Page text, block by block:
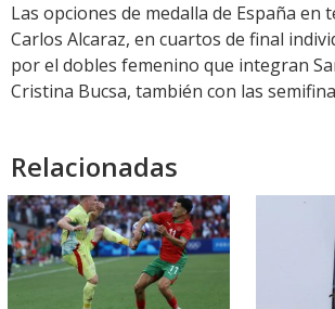
Las opciones de medalla de España en
Carlos Alcaraz, en cuartos de final
por el dobles femenino que integran
Cristina Bucsa, también con las
Relacionadas